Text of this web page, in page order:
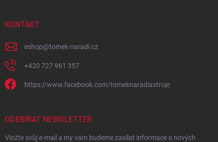
KONTAKT
eshop@tomek-naradi.cz
+420 727 961 357
https://www.facebook.com/tomeknaradiastroje
ODEBÍRAT NEWSLETTER
Vložte svůj e-mail a my vám budeme zasílat informace o nových